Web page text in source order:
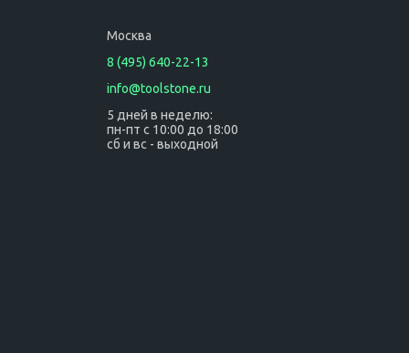
Москва
8 (495) 640-22-13
info@toolstone.ru
5 дней в неделю:
пн-пт с 10:00 до 18:00
сб и вс - выходной